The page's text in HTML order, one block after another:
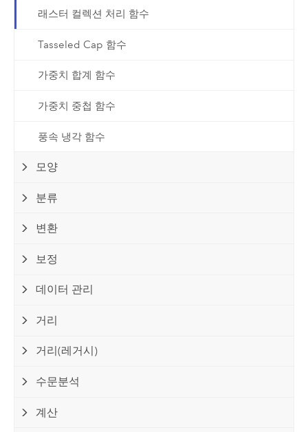
래스터 컬렉션 처리 함수
Tasseled Cap 함수
가중치 합계 함수
가중치 중첩 함수
풍속 냉각 함수
모양
분류
변환
보정
데이터 관리
거리
거리(레거시)
수문분석
계산